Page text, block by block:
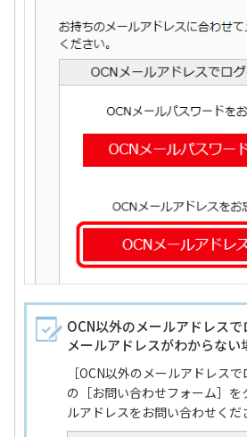
OCN以外のメールアドレスで
メールアドレスがわからない
［OCN以外のメールアドレス
の［お問い合わせフォーム］を
ルアドレスをお問い合わせくだ